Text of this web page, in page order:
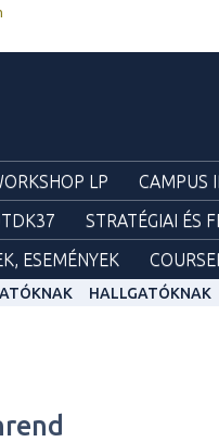
LP CAMPUS
STRATÉGIAI ÉS
ESEMÉNYEK
HALLGATÓKNAK